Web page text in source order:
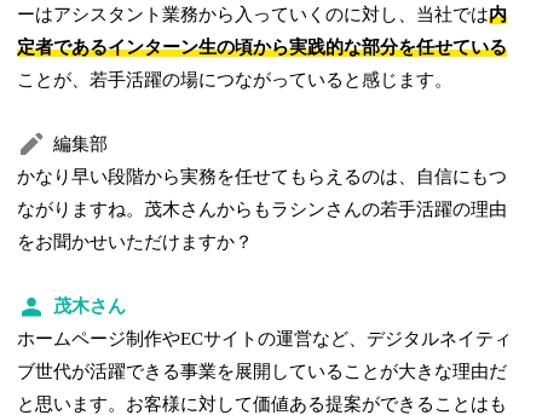
ーはアシスタント業務から入っていくのに対し、当社では内
定者であるインターン生の頃から実践的な部分を任せている
ことが、若手活躍の場につながっていると感じます。
編集部
かなり早い段階から実務を任せてもらえるのは、自信にもつ
ながりますね。茂木さんからもラシンさんの若手活躍の理由
をお聞かせいただけますか？
茂木さん
ホームページ制作やECサイトの運営など、デジタルネイティ
ブ世代が活躍できる事業を展開していることが大きな理由だ
と思います。お客様に対して価値ある提案ができることはも